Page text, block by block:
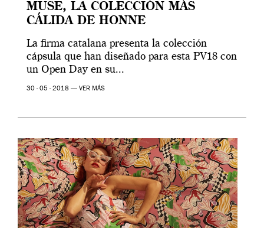
MUSE, LA COLECCIÓN MÁS
CÁLIDA DE HONNE
La firma catalana presenta la colección
cápsula que han diseñado para esta PV18 con
un Open Day en su...
30 - 05 - 2018 — VER MÁS